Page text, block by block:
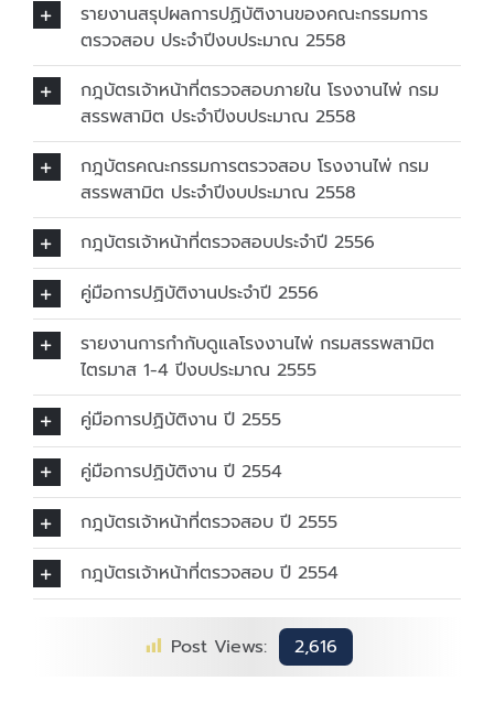
รายงานสรุปผลการปฏิบัติงานของคณะกรรมการ
ตรวจสอบ ประจำปีงบประมาณ 2558
กฎบัตรเจ้าหน้าที่ตรวจสอบภายใน โรงงานไพ่ กรม
สรรพสามิต ประจำปีงบประมาณ 2558
กฎบัตรคณะกรรมการตรวจสอบ โรงงานไพ่ กรม
สรรพสามิต ประจำปีงบประมาณ 2558
กฎบัตรเจ้าหน้าที่ตรวจสอบประจำปี 2556
คู่มือการปฏิบัติงานประจำปี 2556
รายงานการกำกับดูแลโรงงานไพ่ กรมสรรพสามิต
ไตรมาส 1-4 ปีงบประมาณ 2555
คู่มือการปฏิบัติงาน ปี 2555
คู่มือการปฏิบัติงาน ปี 2554
กฎบัตรเจ้าหน้าที่ตรวจสอบ ปี 2555
กฎบัตรเจ้าหน้าที่ตรวจสอบ ปี 2554
Post Views: 2,616